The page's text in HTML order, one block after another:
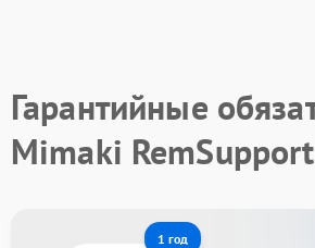
Гарантийные
Mimaki RemSupport
1 год